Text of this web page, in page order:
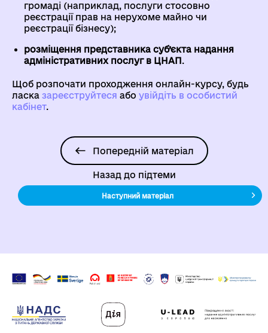
громаді (наприклад, послуги стосовно
реєстрації прав на нерухоме майно чи
реєстрації бізнесу);
розміщення представника суб’єкта надання
адміністративних послуг в ЦНАП.
Щоб розпочати проходження онлайн-курсу, будь
ласка зареєструйтеся aбо увійдіть в особистий
кабінет.
Попередній матеріал
Назад до підтеми
Наступний матеріал